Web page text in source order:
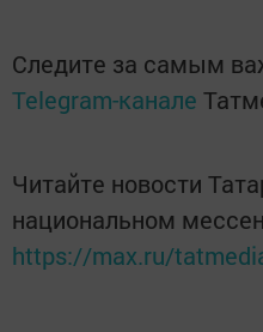
Следите за самым
Telegram-канале
Читайте новости
национальном
https://max.ru/